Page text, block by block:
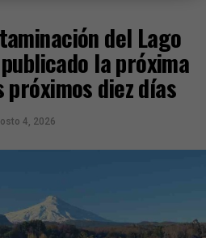
del Lago
la próxima
próximos diez días
4, 2026